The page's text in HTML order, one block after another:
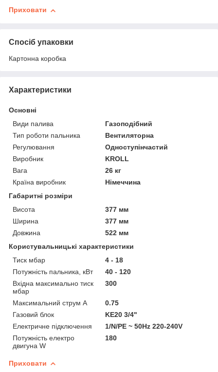
Приховати
Спосіб упаковки
Картонна коробка
Характеристики
Основні
Види палива
Газоподібний
Тип роботи пальника
Вентиляторна
Регулювання
Одноступінчастий
Виробник
KROLL
Вага
26 кг
Країна виробник
Німеччина
Габаритні розміри
Висота
377 мм
Ширина
377 мм
Довжина
522 мм
Користувальницькі характеристики
Тиск мбар
4 - 18
Потужність пальника, кВт
40 - 120
Вхідна максимально тиск
мбар
300
Максимальний струм A
0.75
Газовий блок
KE20 3/4"
Електричне підключення
1/N/PE ~ 50Hz 220-240V
Потужність електро
двигуна W
180
Приховати